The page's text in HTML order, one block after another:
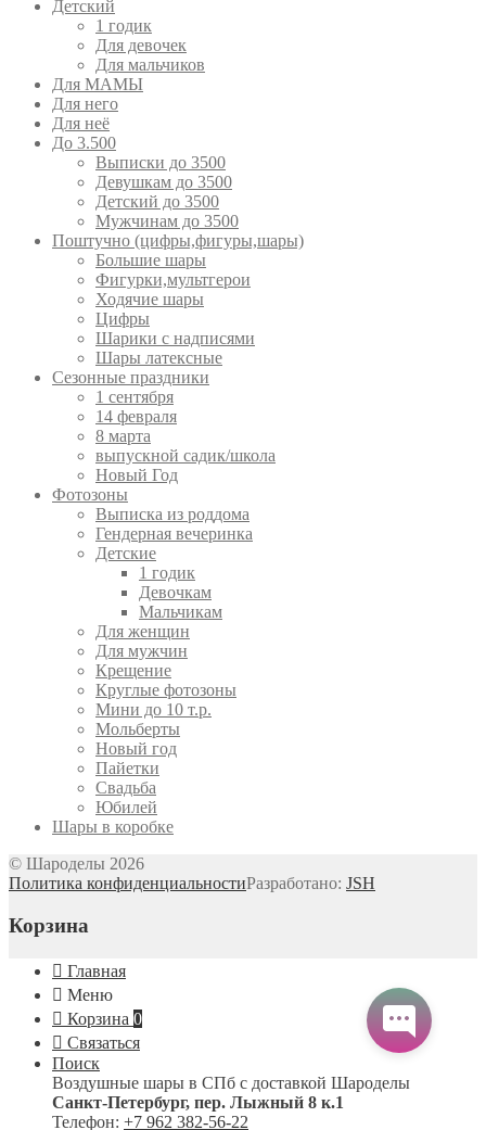
Детский
1 годик
Для девочек
Для мальчиков
Для МАМЫ
Для него
Для неё
До 3.500
Выписки до 3500
Девушкам до 3500
Детский до 3500
Мужчинам до 3500
Поштучно (цифры,фигуры,шары)
Большие шары
Фигурки,мультгерои
Ходячие шары
Цифры
Шарики с надписями
Шары латексные
Сезонные праздники
1 сентября
14 февраля
8 марта
выпускной садик/школа
Новый Год
Фотозоны
Выписка из роддома
Гендерная вечеринка
Детские
1 годик
Девочкам
Мальчикам
Для женщин
Для мужчин
Крещение
Круглые фотозоны
Мини до 10 т.р.
Мольберты
Новый год
Пайетки
Свадьба
Юбилей
Шары в коробке
© Шароделы 2026
Политика конфиденциальностиРазработано: JSH
Корзина
Главная
Меню
Корзина 0
Связаться
Поиск
Воздушные шары в СПб с доставкой Шароделы
Санкт-Петербург, пер. Лыжный 8 к.1
Телефон: +7 962 382-56-22